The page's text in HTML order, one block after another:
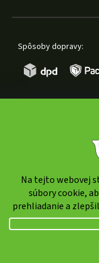
Na tejto webovej
súbory cookie,
prehliadanie a
Spôsoby dopravy:
Copyright 2026